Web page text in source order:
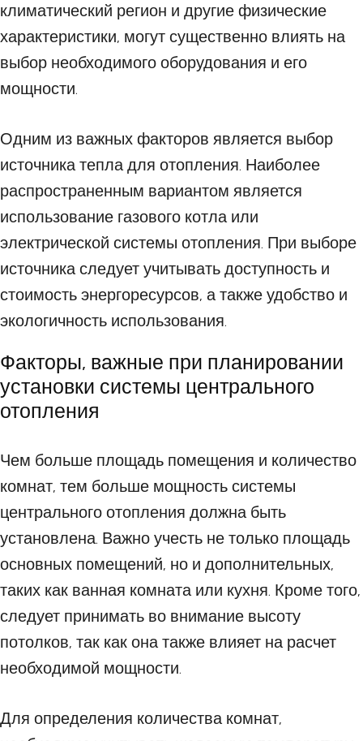
климатический регион и другие физические
характеристики, могут существенно влиять на
выбор необходимого оборудования и его
мощности.
Одним из важных факторов является выбор
источника тепла для отопления. Наиболее
распространенным вариантом является
использование газового котла или
электрической системы отопления. При выборе
источника следует учитывать доступность и
стоимость энергоресурсов, а также удобство и
экологичность использования.
Факторы, важные при планировании
установки системы центрального
отопления
Чем больше площадь помещения и количество
комнат, тем больше мощность системы
центрального отопления должна быть
установлена. Важно учесть не только площадь
основных помещений, но и дополнительных,
таких как ванная комната или кухня. Кроме того,
следует принимать во внимание высоту
потолков, так как она также влияет на расчет
необходимой мощности.
Для определения количества комнат,